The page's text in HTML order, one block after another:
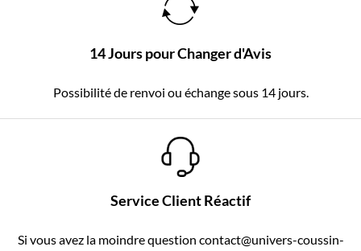
14 Jours pour Changer d'Avis
Possibilité de renvoi ou échange sous 14 jours.
Service Client Réactif
Si vous avez la moindre question contact@univers-coussin-